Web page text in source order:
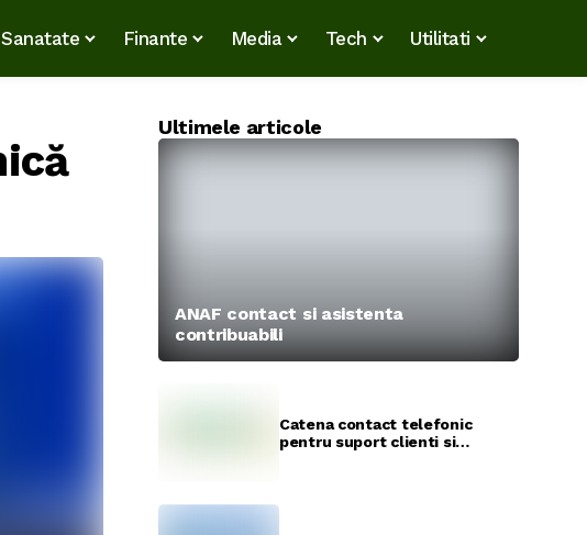
Sanatate Finante Media Tech Utilitati
Ultimele articole
ANAF contact si asistenta
contribuabili
Catena contact telefonic
pentru suport clienti si